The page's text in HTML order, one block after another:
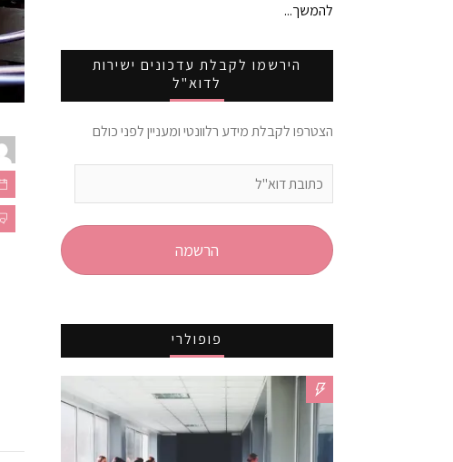
להמשך...
הירשמו לקבלת עדכונים ישירות
לדוא"ל
הצטרפו לקבלת מידע רלוונטי ומעניין לפני כולם
הרשמה
פופולרי